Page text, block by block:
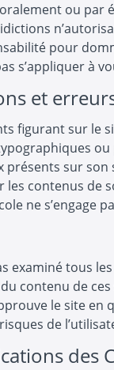
ou par
pour
s’appliquer à
et
figurant sur le
ou
présents sur son
les contenus de
ne s’engage
examiné tous
contenu de ces
le site
de
des